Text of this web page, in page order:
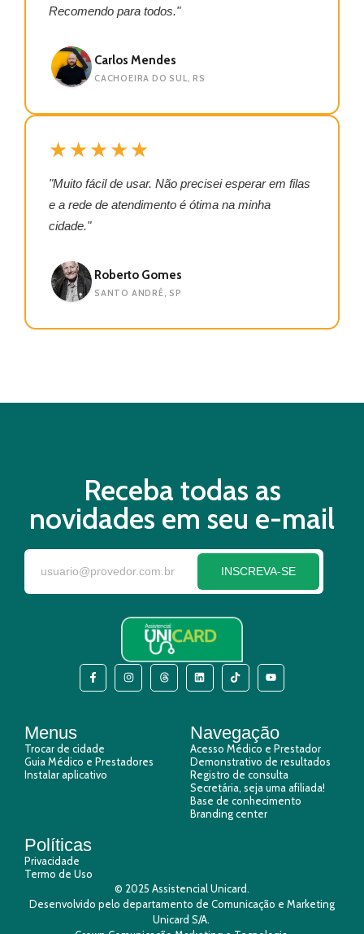
Recomendo para todos."
Carlos Mendes
CACHOEIRA DO SUL, RS
★★★★★
"Muito fácil de usar. Não precisei esperar em filas
e a rede de atendimento é ótima na minha
cidade."
Roberto Gomes
SANTO ANDRÉ, SP
Receba todas as
novidades em seu e-mail
INSCREVA-SE
Menus
Trocar de cidade
Guia Médico e Prestadores
Instalar aplicativo
Navegação
Acesso Médico e Prestador
Demonstrativo de resultados
Registro de consulta
Secretária, seja uma afiliada!
Base de conhecimento
Branding center
Políticas
Privacidade
Termo de Uso
© 2025 Assistencial Unicard.
Desenvolvido pelo departamento de Comunicação e Marketing
Unicard S/A.